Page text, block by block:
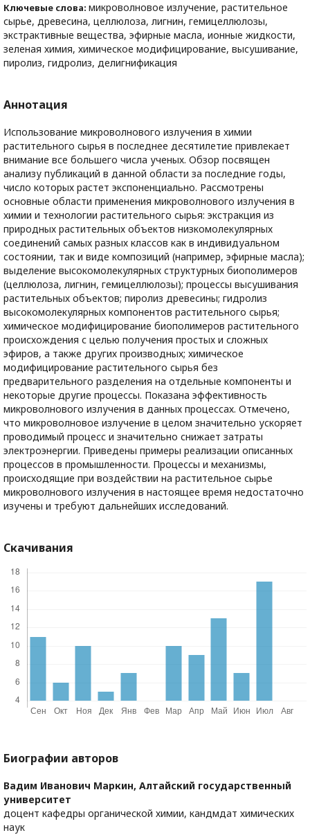
Ключевые слова: микроволновое излучение, растительное
сырье, древесина, целлюлоза, лигнин, гемицеллюлозы,
экстрактивные вещества, эфирные масла, ионные жидкости,
зеленая химия, химическое модифицирование, высушивание,
пиролиз, гидролиз, делигнификация
Аннотация
Использование микроволнового излучения в химии
растительного сырья в последнее десятилетие привлекает
внимание все большего числа ученых. Обзор посвящен
анализу публикаций в данной области за последние годы,
число которых растет экспоненциально. Рассмотрены
основные области применения микроволнового излучения в
химии и технологии растительного сырья: экстракция из
природных растительных объектов низкомолекулярных
соединений самых разных классов как в индивидуальном
состоянии, так и виде композиций (например, эфирные масла);
выделение высокомолекулярных структурных биополимеров
(целлюлоза, лигнин, гемицеллюлозы); процессы высушивания
растительных объектов; пиролиз древесины; гидролиз
высокомолекулярных компонентов растительного сырья;
химическое модифицирование биополимеров растительного
происхождения с целью получения простых и сложных
эфиров, а также других производных; химическое
модифицирование растительного сырья без
предварительного разделения на отдельные компоненты и
некоторые другие процессы. Показана эффективность
микроволнового излучения в данных процессах. Отмечено,
что микроволновое излучение в целом значительно ускоряет
проводимый процесс и значительно снижает затраты
электроэнергии. Приведены примеры реализации описанных
процессов в промышленности. Процессы и механизмы,
происходящие при воздействии на растительное сырье
микроволнового излучения в настоящее время недостаточно
изучены и требуют дальнейших исследований.
Скачивания
Биографии авторов
Вадим Иванович Маркин, Алтайский государственный
университет
доцент кафедры органической химии, кандмдат химических
наук